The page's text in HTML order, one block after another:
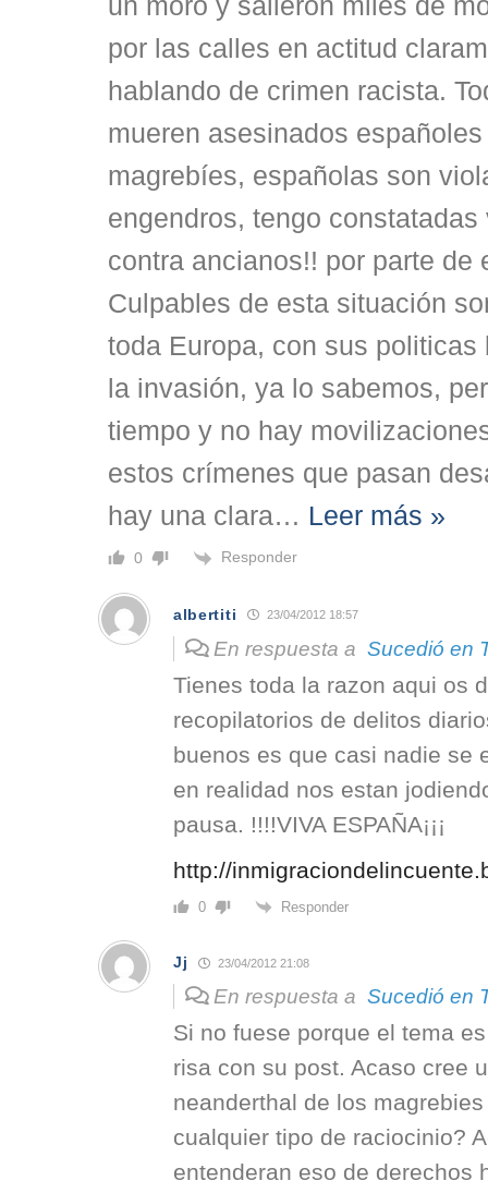
un moro y salieron miles de
por las calles en actitud
hablando de crimen racista.
mueren asesinados
magrebíes, españolas son
engendros, tengo constatadas
contra ancianos!! por parte de
Culpables de esta situación
toda Europa, con sus politicas
la invasión, ya lo sabemos,
tiempo y no hay
estos crímenes que pasan
hay una clara… Leer más »
0 Responder
albertiti 23/04/2012 18:57
En respuesta a Sucedió en
Tienes toda la razon aqui os
recopilatorios de delitos
buenos es que casi nadie se
en realidad nos estan
pausa. !!!!VIVA ESPAÑA¡¡¡
http://
0 Responder
Jj 23/04/2012 21:08
En respuesta a Sucedió en
Si no fuese porque el tema
risa con su post. Acaso cree
neanderthal de los
cualquier tipo de raciocinio?
entenderan eso de derechos